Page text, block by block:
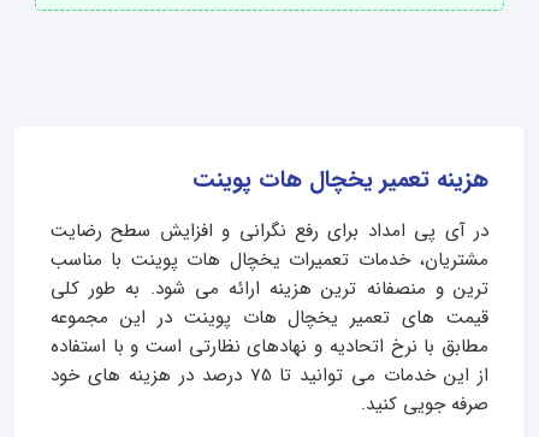
هزینه تعمیر یخچال هات پوینت
در آی پی امداد برای رفع نگرانی و افزایش سطح رضایت
مشتریان، خدمات تعمیرات یخچال هات پوینت با مناسب
ترین و منصفانه ترین هزینه ارائه می شود. به طور کلی
قیمت های تعمیر یخچال هات پوینت در این مجموعه
مطابق با نرخ اتحادیه و نهادهای نظارتی است و با استفاده
از این خدمات می توانید تا 75 درصد در هزینه های خود
صرفه جویی کنید.